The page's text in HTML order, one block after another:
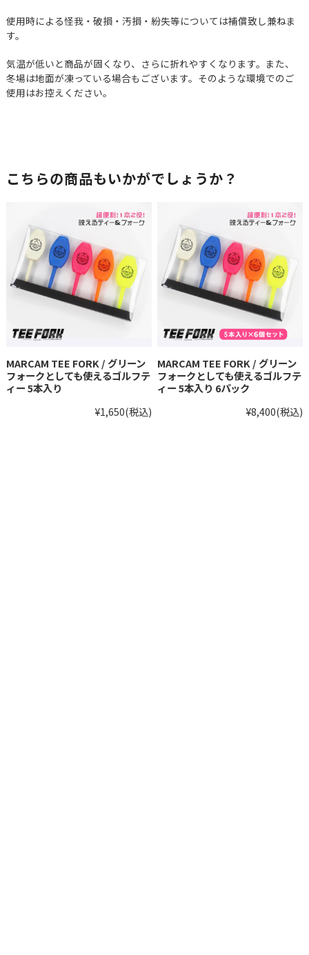
使用時による怪我・破損・汚損・紛失等については補償致し兼ねま
す。
気温が低いと商品が固くなり、さらに折れやすくなります。また、
冬場は地面が凍っている場合もございます。そのような環境でのご
使用はお控えください。
こちらの商品もいかがでしょうか？
MARCAM TEE FORK / グリーン
フォークとしても使えるゴルフテ
ィー 5本入り
¥1,650(税込)
MARCAM TEE FORK / グリーン
フォークとしても使えるゴルフテ
ィー 5本入り 6パック
¥8,400(税込)